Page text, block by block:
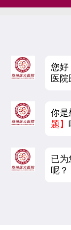
您好
医院
你是
题】
已为
呢？